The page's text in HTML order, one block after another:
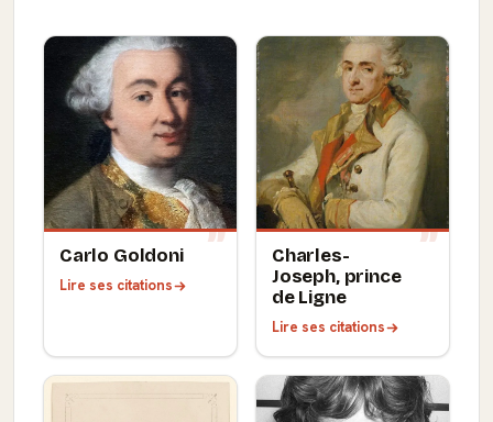
Carlo Goldoni
Lire ses citations
Charles-
Joseph, prince
de Ligne
Lire ses citations